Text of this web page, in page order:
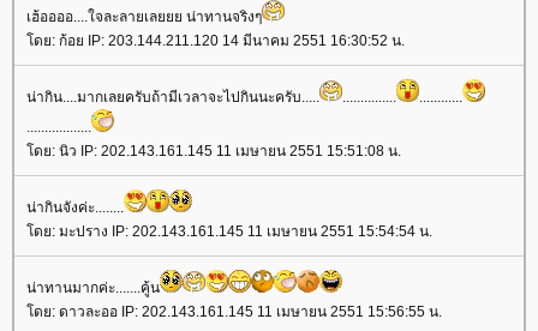
เฮ้ออออ....ใจละลายเลยยย น่าทานจริงๆ
โดย: ก้อย IP: 203.144.211.120 14 มีนาคม 2551 16:30:52 น.
น่ากิน....มากเลยครับถ้ามีเวลาจะไปกินนะครับ..... ...............
............
..................
โดย: นิว IP: 202.143.161.145 11 เมษายน 2551 15:51:08 น.
น่ากินจังค่ะ........
โดย: มะปราง IP: 202.143.161.145 11 เมษายน 2551 15:54:54 น.
น่าทานมากค่ะ.......คู้น
โดย: ดาวละออ IP: 202.143.161.145 11 เมษายน 2551 15:56:55 น.